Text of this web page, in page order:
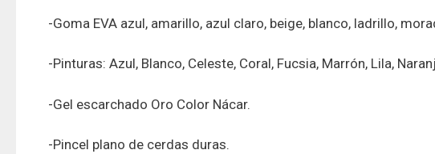
-Goma EVA azul, amarillo, azul claro, beige, blanco, ladrillo,
-Pinturas: Azul, Blanco, Celeste, Coral, Fucsia, Marrón, Lila,
-Gel escarchado Oro Color Nácar.
-Pincel plano de cerdas duras.